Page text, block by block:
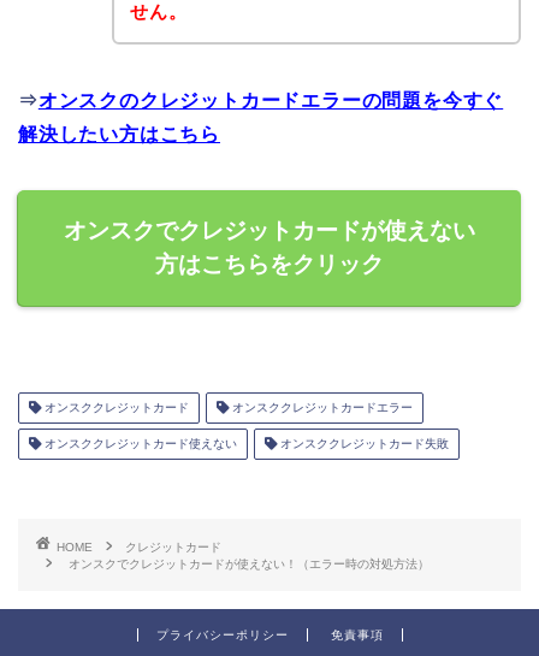
せん。
⇒オンスクのクレジットカードエラーの問題を今すぐ
解決したい方はこちら
オンスクでクレジットカードが使えない
方はこちらをクリック
オンスククレジットカード オンスククレジットカードエラー
オンスククレジットカード使えない オンスククレジットカード失敗
HOME
クレジットカード
オンスクでクレジットカードが使えない！（エラー時の対処方法）
プライバシーポリシー 免責事項